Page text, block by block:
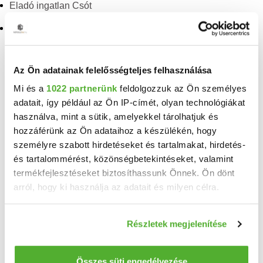
Az Ön adatainak felelősségteljes felhasználása
Mi és a 1022 partnerünk feldolgozzuk az Ön személyes
adatait, így például az Ön IP-címét, olyan technológiákat
használva, mint a sütik, amelyekkel tárolhatjuk és
hozzáférünk az Ön adataihoz a készülékén, hogy
személyre szabott hirdetéseket és tartalmakat, hirdetés-
és tartalommérést, közönségbetekintéseket, valamint
termékfejlesztéseket biztosíthassunk Önnek. Ön dönt
arról, hogy ki használja az adatait és milyen célra.
Információgyűjtés az Ön földrajzi elhelyezkedéséről
pár méteres pontossággal
Az Ön készülékén beazonosítása annak konkrét
Részletek megjelenítése
Eladó ingatlan Csót
Eladó ingatlan Balatonfűzfő
+36 70 315
TELEFONSZÁM FELFEDÉSE
Verrasztó Edina Irén
referens
Neved